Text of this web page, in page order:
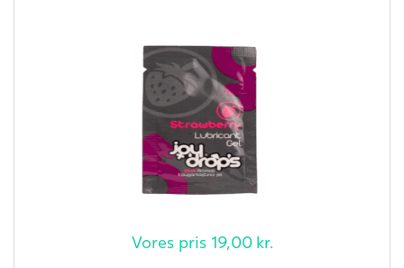
Vores pris 19,00 kr.